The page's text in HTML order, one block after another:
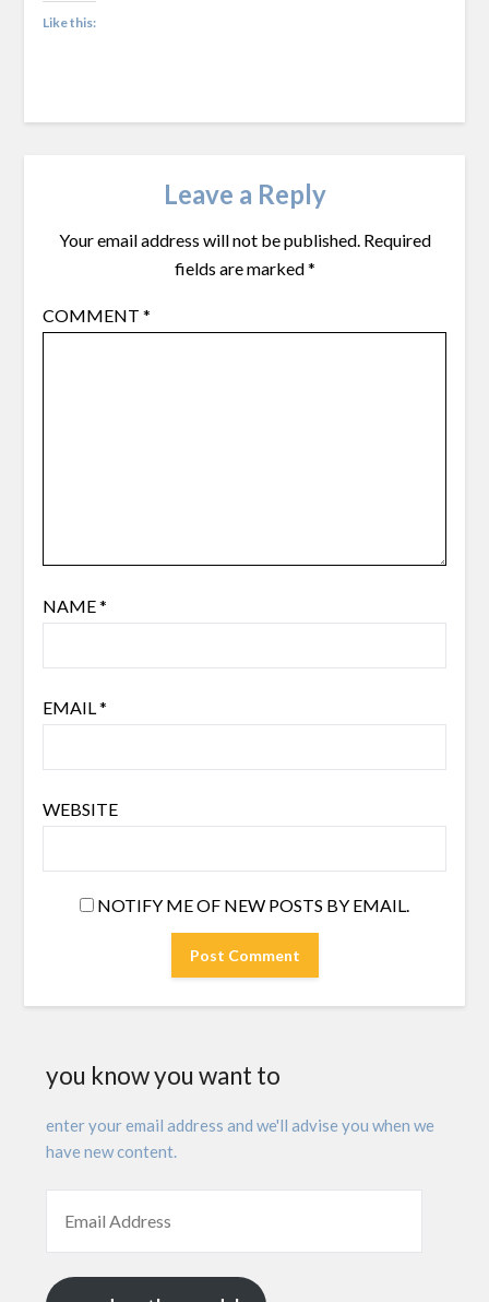
Like this:
Leave a Reply
Your email address will not be published. Required
fields are marked*
COMMENT *
NAME*
EMAIL *
WEBSITE
NOTIFY ME OF NEW POSTS BY EMAIL.
you know you want to
enter your email address and we'll advise you when we
have new content.